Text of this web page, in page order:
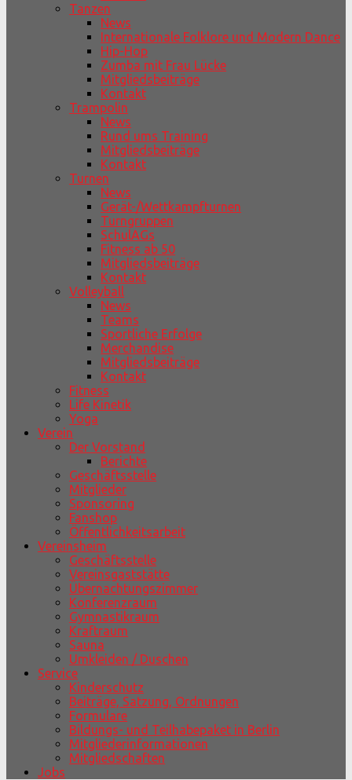
Tanzen
News
Internationale Folklore und Modern Dance
Hip-Hop
Zumba mit Frau Lücke
Mitgliedsbeiträge
Kontakt
Trampolin
News
Rund ums Training
Mitgliedsbeiträge
Kontakt
Turnen
News
Gerät-/Wettkampfturnen
Turngruppen
SchulAGs
Fitness ab 50
Mitgliedsbeiträge
Kontakt
Volleyball
News
Teams
Sportliche Erfolge
Merchandise
Mitgliedsbeiträge
Kontakt
Fitness
Life Kinetik
Yoga
Verein
Der Vorstand
Berichte
Geschäftsstelle
Mitglieder
Sponsoring
Fanshop
Öffentlichkeitsarbeit
Vereinsheim
Geschäftsstelle
Vereinsgaststätte
Übernachtungszimmer
Konferenzraum
Gymnastikraum
Kraftraum
Sauna
Umkleiden / Duschen
Service
Kinderschutz
Beiträge, Satzung, Ordnungen
Formulare
Bildungs- und Teilhabepaket in Berlin
Mitgliederinformationen
Mitgliedschaften
Jobs